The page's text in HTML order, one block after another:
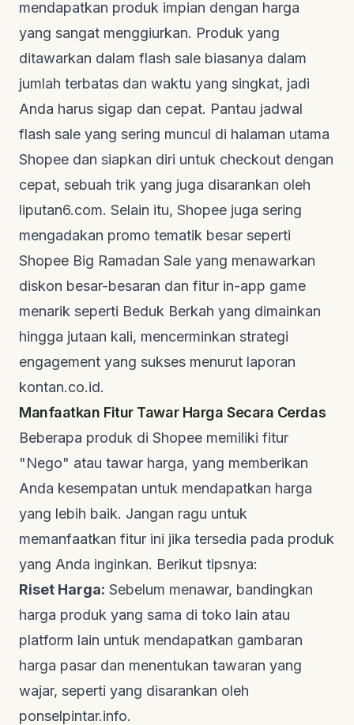
mendapatkan produk impian dengan harga
yang sangat menggiurkan. Produk yang
ditawarkan dalam flash sale biasanya dalam
jumlah terbatas dan waktu yang singkat, jadi
Anda harus sigap dan cepat. Pantau jadwal
flash sale yang sering muncul di halaman utama
Shopee dan siapkan diri untuk checkout dengan
cepat, sebuah trik yang juga disarankan oleh
liputan6.com. Selain itu, Shopee juga sering
mengadakan promo tematik besar seperti
Shopee Big Ramadan Sale yang menawarkan
diskon besar-besaran dan fitur in-app game
menarik seperti Beduk Berkah yang dimainkan
hingga jutaan kali, mencerminkan strategi
engagement yang sukses menurut laporan
kontan.co.id.
Manfaatkan Fitur Tawar Harga Secara Cerdas
Beberapa produk di Shopee memiliki fitur
"Nego" atau tawar harga, yang memberikan
Anda kesempatan untuk mendapatkan harga
yang lebih baik. Jangan ragu untuk
memanfaatkan fitur ini jika tersedia pada produk
yang Anda inginkan. Berikut tipsnya:
Riset Harga: Sebelum menawar, bandingkan
harga produk yang sama di toko lain atau
platform lain untuk mendapatkan gambaran
harga pasar dan menentukan tawaran yang
wajar, seperti yang disarankan oleh
ponselpintar.info.